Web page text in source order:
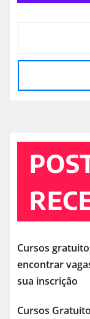
Cursos
encontrar
sua inscrição
Cursos